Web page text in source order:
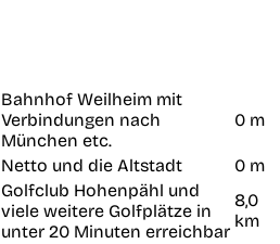
Bahnhof Weilheim mit
Verbindungen nach
München etc.
0 m
Netto und die Altstadt 0 m
Golfclub Hohenpähl und
viele weitere Golfplätze in
unter 20 Minuten erreichbar
8,0
km